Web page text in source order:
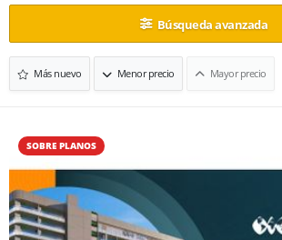
Búsqueda avanzada
Más nuevo Menor precio Mayor precio
SOBRE PLANOS